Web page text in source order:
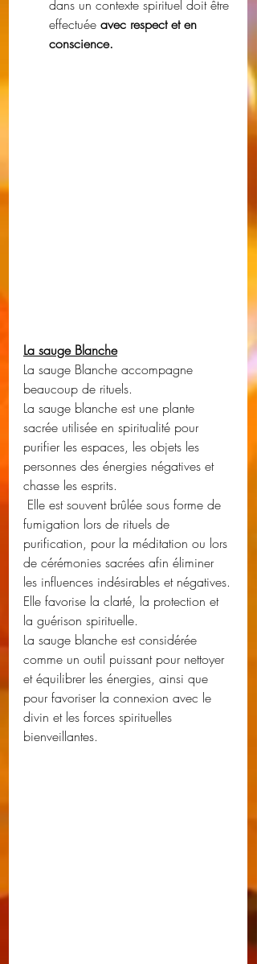
dans un contexte spirituel doit être
effectuée avec respect et en
conscience.
La sauge Blanche
La sauge Blanche accompagne
beaucoup de rituels.
La sauge blanche est une plante
sacrée utilisée en spiritualité pour
purifier les espaces, les objets les
personnes des énergies négatives et
chasse les esprits.
fumigation lors de rituels de
purification, pour la méditation ou lors
de cérémonies sacrées afin éliminer
les influences indésirables et négatives.
Elle favorise la clarté, la protection et
la guérison spirituelle.
La sauge blanche est considérée
comme un outil puissant pour nettoyer
et équilibrer les énergies, ainsi que
pour favoriser la connexion avec le
divin et les forces spirituelles
bienveillantes.